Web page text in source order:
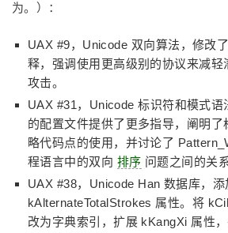
为。）：
UAX #9，Unicode 双向算法，修改
释，强调使用更高级别的协议来减轻
攻击。
UAX #31，Unicode 标识符和模式语
的配置文件提供了更多指导，阐明了
略代码点的使用，并讨论了
程语言中的双向 排序 问题之间的关系
UAX #38，Unicode Han 数据库，添
kAlternateTotalStrokes 属性。将
改为字典索引，扩展 kKangXi 属性，